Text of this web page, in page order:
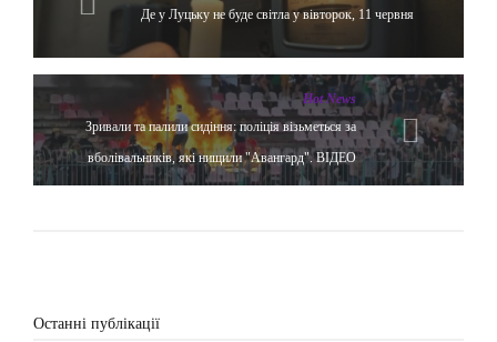
Де у Луцьку не буде світла у вівторок, 11 червня
Hot News
Зривали та палили сидіння: поліція візьметься за
вболівальників, які нищили "Авангард". ВІДЕО
Останні публікації